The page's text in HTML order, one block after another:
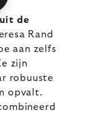
de
Rand
aan zelfs
zijn
robuuste
opvalt.